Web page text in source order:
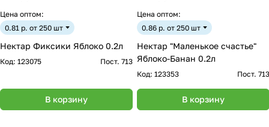
Цена оптом:
0.81 р. от 250 шт
Нектар Фиксики Яблоко 0.2л
Код: 123075 Пост. 713
В корзину
Цена оптом:
0.86 р. от 250 шт
Нектар "Маленькое счастье"
Яблоко-Банан 0.2л
Код: 123353 Пост. 713
В корзину